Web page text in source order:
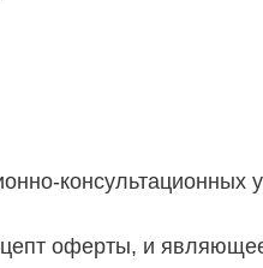
консультационных
оферты, и